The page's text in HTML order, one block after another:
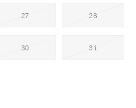
27 28
30 31